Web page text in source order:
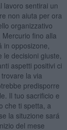
lavoro sentirai un
non aiuta per ora
organizzativo
fino alla
in opposizone,
le decisioni giuste,
aspetti positivi ci
la via
predisporre
Il tuo sacrificio e
che ti spetta, a
la situzione sará
del mese